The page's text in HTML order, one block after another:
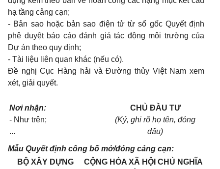
hạ tầng cảng cạn;
- Bản sao hoặc bản sao điện tử từ sổ gốc Quyết định
phê duyệt báo cáo đánh giá tác động môi trường của
Dự án theo quy định;
- Tài liệu liên quan khác (nếu có).
Đề nghị Cục Hàng hải và Đường thủy Việt Nam xem
xét, giải quyết.
Nơi nhận:
- Như trên;
...
CHỦ ĐẦU TƯ
(Ký, ghi rõ họ tên, đóng
dấu)
Mẫu Quyết định công bố mở/đóng cảng cạn:
BỘ XÂY DỰNG
CỘNG HÒA XÃ HỘI CHỦ NGHĨA